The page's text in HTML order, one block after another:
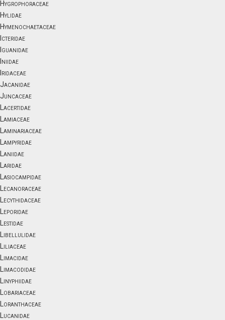
Hygrophoraceae
Hylidae
Hymenochaetaceae
Icteridae
Iguanidae
Iniidae
Iridaceae
Jacanidae
Juncaceae
Lacertidae
Lamiaceae
Laminariaceae
Lampyridae
Laniidae
Laridae
Lasiocampidae
Lecanoraceae
Lecythidaceae
Leporidae
Lestidae
Libellulidae
Liliaceae
Limacidae
Limacodidae
Linyphiidae
Lobariaceae
Loranthaceae
Lucanidae